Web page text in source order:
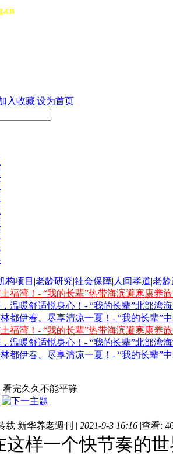
入收藏|设为首页
构项目 |老龄研究|社会保障| 人间孝道|老
福湾！- “我的长辈”热带海滨避寒康养
温暖舒适悦身心！- “我的长辈”北部湾
都伊春、尽享清凉一夏！- “我的长辈”
福湾！- “我的长辈”热带海滨避寒康养
温暖舒适悦身心！- “我的长辈”北部湾
都伊春、尽享清凉一夏！- “我的长辈”
看完久久不能平静
载 新华养老週刊 | 2021-9-3 16:16 |查看:
一个快节奏的世